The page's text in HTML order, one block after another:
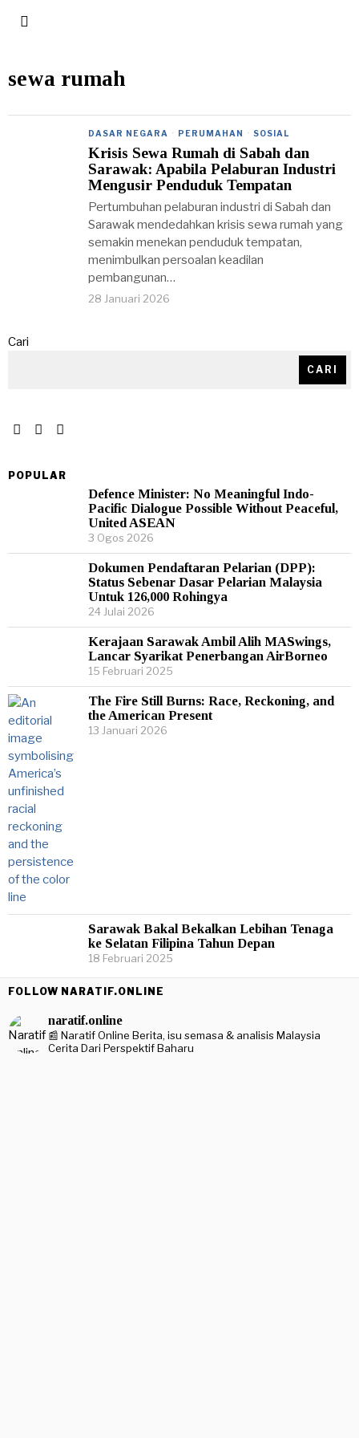
sewa rumah
DASAR NEGARA · PERUMAHAN · SOSIAL
Krisis Sewa Rumah di Sabah dan
Sarawak: Apabila Pelaburan Industri
Mengusir Penduduk Tempatan
Pertumbuhan pelaburan industri di Sabah dan
Sarawak mendedahkan krisis sewa rumah yang
semakin menekan penduduk tempatan,
menimbulkan persoalan keadilan
pembangunan…
28 Januari 2026
Cari
CARI
POPULAR
Defence Minister: No Meaningful Indo-
Pacific Dialogue Possible Without Peaceful,
United ASEAN
3 Ogos 2026
Dokumen Pendaftaran Pelarian (DPP):
Status Sebenar Dasar Pelarian Malaysia
Untuk 126,000 Rohingya
24 Julai 2026
Kerajaan Sarawak Ambil Alih MASwings,
Lancar Syarikat Penerbangan AirBorneo
15 Februari 2025
The Fire Still Burns: Race, Reckoning, and
the American Present
13 Januari 2026
Sarawak Bakal Bekalkan Lebihan Tenaga
ke Selatan Filipina Tahun Depan
18 Februari 2025
FOLLOW NARATIF.ONLINE
naratif.online
📰 Naratif Online Berita, isu semasa & analisis Malaysia
Cerita Dari Perspektif Baharu